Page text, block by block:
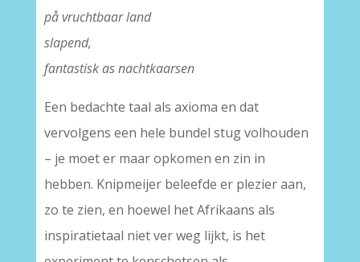
på vruchtbaar land
slapend,
fantastisk as nachtkaarsen
Een bedachte taal als axioma en dat
vervolgens een hele bundel stug volhouden
– je moet er maar opkomen en zin in
hebben. Knipmeijer beleefde er plezier aan,
zo te zien, en hoewel het Afrikaans als
inspiratietaal niet ver weg lijkt, is het